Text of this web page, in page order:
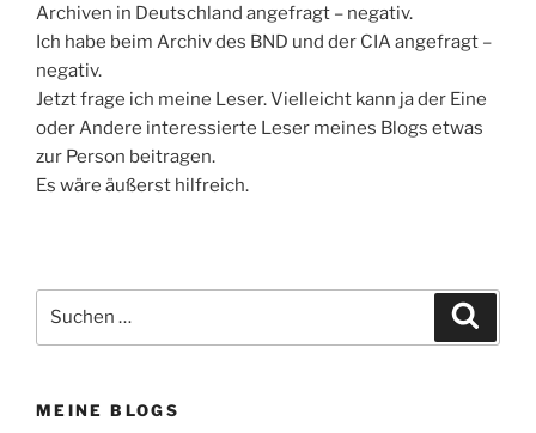
Archiven in Deutschland angefragt – negativ.
Ich habe beim Archiv des BND und der CIA angefragt –
negativ.
Jetzt frage ich meine Leser. Vielleicht kann ja der Eine
oder Andere interessierte Leser meines Blogs etwas
zur Person beitragen.
Es wäre äußerst hilfreich.
nach:
MEINE BLOGS